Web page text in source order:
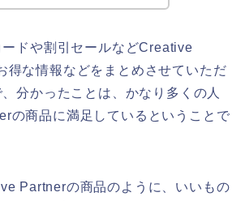
ドや割引セールなどCreative
得な情報などをまとめさせていただ
分かったことは、かなり多くの人
の商品に満足しているということで
Partnerの商品のように、いいもの